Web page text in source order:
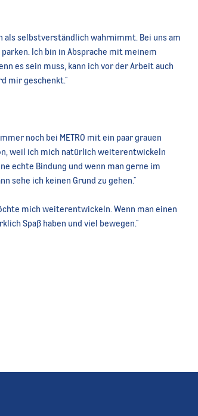
als selbstverständlich wahrnimmt. Bei uns am
Ich bin in Absprache mit meinem
es sein muss, kann ich vor der Arbeit auch
mir geschenkt."
noch bei METRO mit ein paar grauen
weil ich mich natürlich weiterentwickeln
echte Bindung und wenn man gerne im
sehe ich keinen Grund zu gehen."
mich weiterentwickeln. Wenn man einen
Spaß haben und viel bewegen."